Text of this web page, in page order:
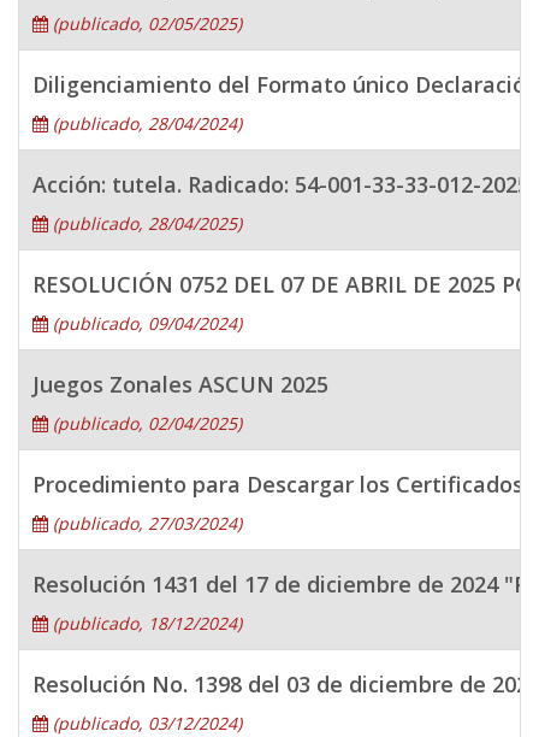
(publicado, 02/05/2025)
Diligenciamiento del Formato único
(publicado, 28/04/2024)
Acción: tutela. Radicado: 54-001-33-33-012-
(publicado, 28/04/2025)
RESOLUCIÓN 0752 DEL 07 DE ABRIL DE 2025
(publicado, 09/04/2024)
Juegos Zonales ASCUN 2025
(publicado, 02/04/2025)
Procedimiento para Descargar los Certificados
(publicado, 27/03/2024)
Resolución 1431 del 17 de diciembre de 2024
(publicado, 18/12/2024)
Resolución No. 1398 del 03 de diciembre de
(publicado, 03/12/2024)